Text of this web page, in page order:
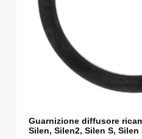
Guarnizione diffusore
Silen, Silen2, Silen S,